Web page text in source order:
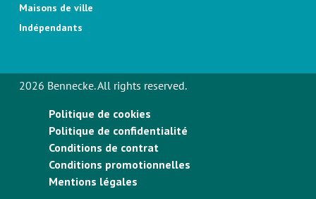
Maisons de ville
Indépendants
2026 Bennecke. All rights reserved.
Politique de cookies
Politique de confidentialité
Conditions de contrat
Conditions promotionnelles
Mentions légales